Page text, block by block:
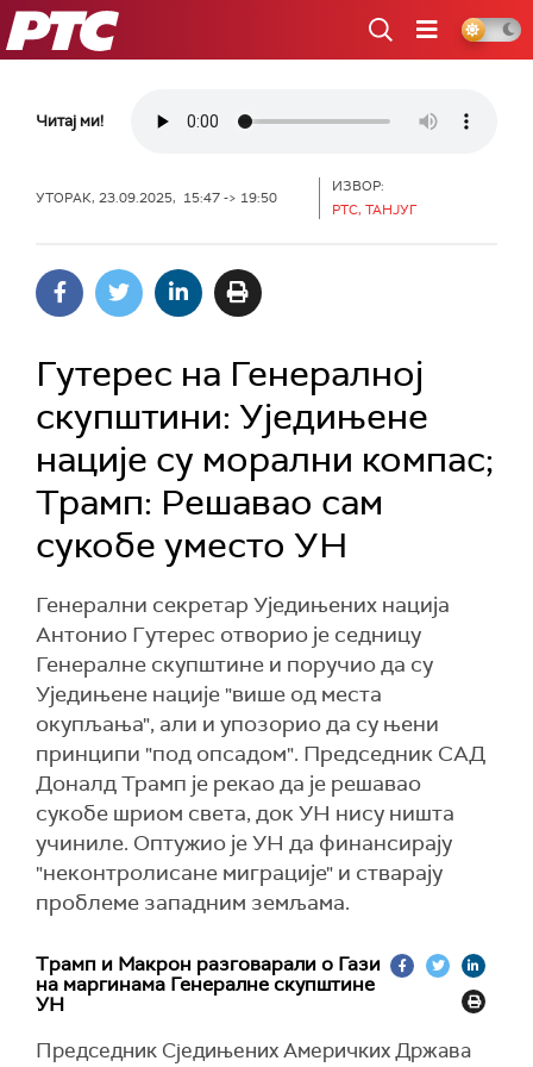
РТС
Читај ми!
УТОРАК, 23.09.2025, 15:47 -> 19:50
ИЗВОР:
РТС, ТАНЈУГ
Гутерес на Генералној
скупштини: Уједињене
нације су морални компас;
Трамп: Решавао сам
сукобе уместо УН
Генерални секретар Уједињених нација
Антонио Гутерес отворио је седницу
Генералне скупштине и поручио да су
Уједињене нације "више од места
окупљања", али и упозорио да су њени
принципи "под опсадом". Председник САД
Доналд Трамп је рекао да је решавао
сукобе шриом света, док УН нису ништа
учиниле. Оптужио је УН да финансирају
"неконтролисане миграције" и стварају
проблеме западним земљама.
Трамп и Макрон разговарали о Гази
на маргинама Генералне скупштине
УН
Председник Сједињених Америчких Држава